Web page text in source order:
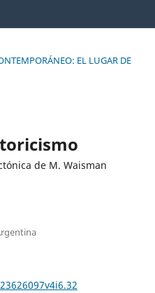
EL LUGAR DE
de M. Waisman